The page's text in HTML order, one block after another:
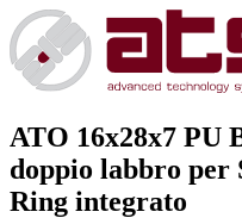
ATO 16x28x7 PU
doppio labbro per
Ring integrato